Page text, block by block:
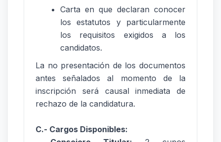
Carta en que declaran conocer
los estatutos y particularmente
los requisitos exigidos a los
candidatos.
La no presentación de los documentos
antes señalados al momento de la
inscripción será causal inmediata de
rechazo de la candidatura.
C.- Cargos Disponibles: